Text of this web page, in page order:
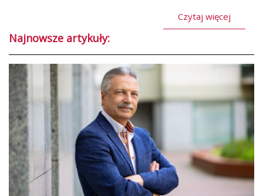
Czytaj więcej
Najnowsze artykuły: